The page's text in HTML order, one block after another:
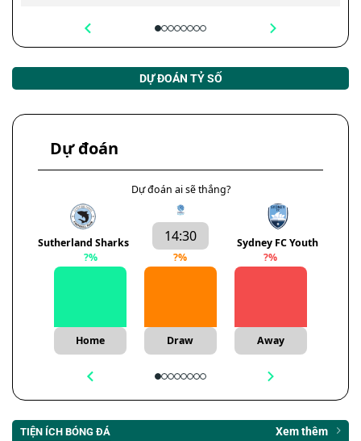
DỰ ĐOÁN TỶ SỐ
Dự đoán
Dự đoán ai sẽ thắng?
Sutherland Sharks 14:30
Sydney FC Youth
?%
Home
?%
Draw
?%
Away
TIỆN ÍCH BÓNG ĐÁ Xem thêm